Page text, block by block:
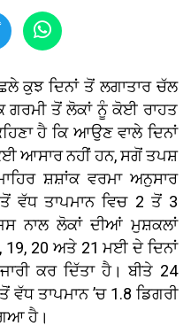
ਕੁਝ ਦਿਨਾਂ ਤੋਂ ਲਗਾਤਾਰ ਚੱਲ
ਗਰਮੀ ਤੋਂ ਲੋਕਾਂ ਨੂੰ ਕੋਈ ਰਾਹਤ
ਹੈ ਕਿ ਆਉਣ ਵਾਲੇ ਦਿਨਾਂ
ਆਸਾਰ ਨਹੀਂ ਹਨ, ਸਗੋਂ ਤਪਸ਼
ਸ਼ਸ਼ਾਂਕ ਵਰਮਾ ਅਨੁਸਾਰ
ਵੱਧ ਤਾਪਮਾਨ ਵਿਚ 2 ਤੋਂ 3
ਨਾਲ ਲੋਕਾਂ ਦੀਆਂ ਮੁਸ਼ਕਲਾਂ
20 ਅਤੇ 21 ਮਈ ਦੇ ਦਿਨਾਂ
ਕਰ ਦਿੱਤਾ ਹੈ। ਬੀਤੇ 24
ਤਾਪਮਾਨ ’ਚ 1.8 ਡਿਗਰੀ
ਹੈ।